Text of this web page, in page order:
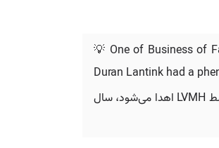
💡 One of Business of
Duran Lantink had a
دوران لانتینک، یکی از 10 نمایش برتر فصل بهار/تابستان 2025 از نگاه مجله Business of Fashion و دریافت‌کننده جایزه کارل لاگرفلد 2024 که توسط LVMH اهدا می‌شود، سال